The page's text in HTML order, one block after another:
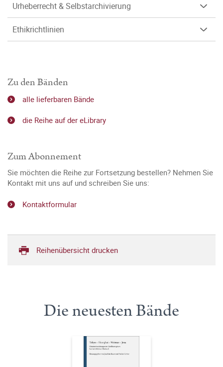
Urheberrecht & Selbstarchivierung
Ethikrichtlinien
Zu den Bänden
alle lieferbaren Bände
die Reihe auf der eLibrary
Zum Abonnement
Sie möchten die Reihe zur Fortsetzung bestellen? Nehmen Sie
Kontakt mit uns auf und schreiben Sie uns:
Kontaktformular
Reihenübersicht drucken
Die neuesten Bände